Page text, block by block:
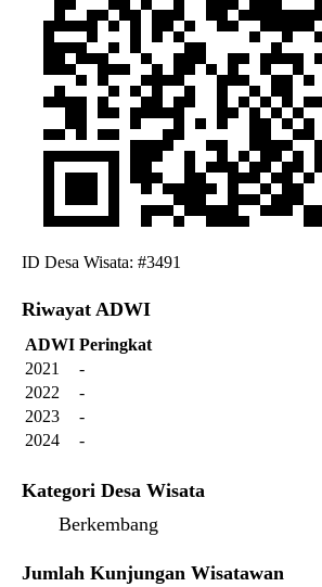
ID Desa Wisata: #3491
Riwayat ADWI
ADWI Peringkat
2021
-
2022
-
2023
-
2024
-
Kategori Desa Wisata
Berkembang
Jumlah Kunjungan Wisatawan